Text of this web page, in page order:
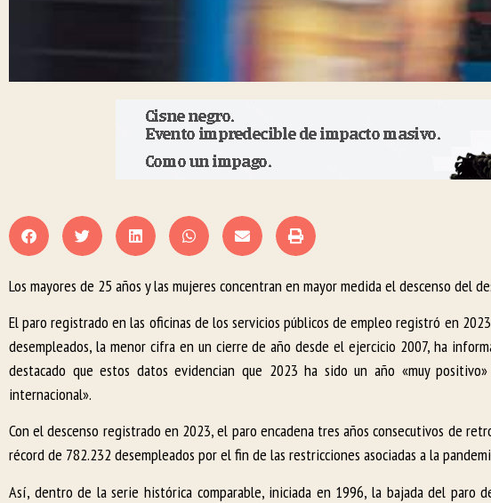
Los mayores de 25 años y las mujeres concentran en mayor medida el descenso del
El paro registrado en las oficinas de los servicios públicos de empleo registró en
desempleados, la menor cifra en un cierre de año desde el ejercicio 2007, ha
destacado que estos datos evidencian que 2023 ha sido un año «muy
internacional».
Con el descenso registrado en 2023, el paro encadena tres años consecutivos de
récord de 782.232 desempleados por el fin de las restricciones asociadas a la
Así, dentro de la serie histórica comparable, iniciada en 1996, la bajada del paro